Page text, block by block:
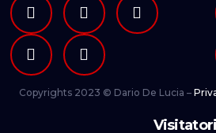
Copyrights 2023 © Dario De Lucia –
Visitatori